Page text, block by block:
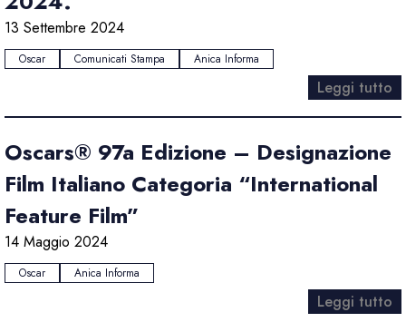
13 Settembre 2024
Oscar Comunicati Stampa Anica Informa
Leggi tutto
Oscars® 97a Edizione – Designazione
Film Italiano Categoria “International
Feature Film”
14 Maggio 2024
Oscar Anica Informa
Leggi tutto